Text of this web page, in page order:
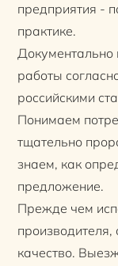
предприятия -
практике.
работы
российскими
Понимаем
тщательно
знаем, как
предложение.
Прежде чем
производителя,
качество.